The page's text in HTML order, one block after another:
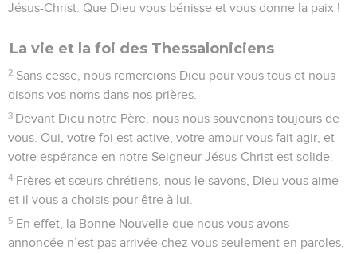
Jésus-Christ. Que Dieu vous bénisse et vous donne la paix !
La vie et la foi des Thessaloniciens
2 Sans cesse, nous remercions Dieu pour vous tous et nous
disons vos noms dans nos prières.
3 Devant Dieu notre Père, nous nous souvenons toujours de
vous. Oui, votre foi est active, votre amour vous fait agir, et
votre espérance en notre Seigneur Jésus-Christ est solide.
4 Frères et sœurs chrétiens, nous le savons, Dieu vous aime
et il vous a choisis pour être à lui.
5 En effet, la Bonne Nouvelle que nous vous avons
annoncée n’est pas arrivée chez vous seulement en paroles,